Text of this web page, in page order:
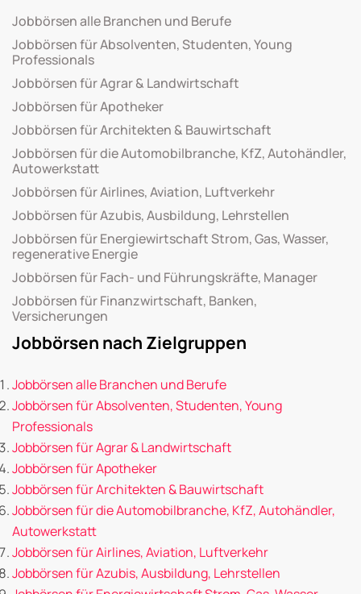
Jobbörsen alle Branchen und Berufe
Jobbörsen für Absolventen, Studenten, Young
Professionals
Jobbörsen für Agrar & Landwirtschaft
Jobbörsen für Apotheker
Jobbörsen für Architekten & Bauwirtschaft
Jobbörsen für die Automobilbranche, KfZ, Autohändler,
Autowerkstatt
Jobbörsen für Airlines, Aviation, Luftverkehr
Jobbörsen für Azubis, Ausbildung, Lehrstellen
Jobbörsen für Energiewirtschaft Strom, Gas, Wasser,
regenerative Energie
Jobbörsen für Fach- und Führungskräfte, Manager
Jobbörsen für Finanzwirtschaft, Banken,
Versicherungen
Jobbörsen nach Zielgruppen
Jobbörsen alle Branchen und Berufe
Jobbörsen für Absolventen, Studenten, Young
Professionals
Jobbörsen für Agrar & Landwirtschaft
Jobbörsen für Apotheker
Jobbörsen für Architekten & Bauwirtschaft
Jobbörsen für die Automobilbranche, KfZ, Autohändler,
Autowerkstatt
Jobbörsen für Airlines, Aviation, Luftverkehr
Jobbörsen für Azubis, Ausbildung, Lehrstellen